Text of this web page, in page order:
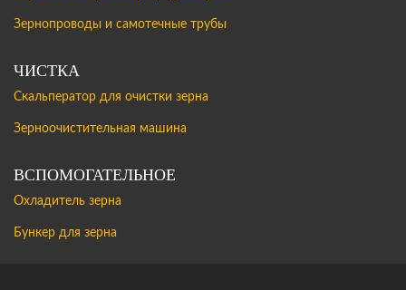
Зернопроводы и самотечные трубы
ЧИСТКА
Скальператор для очистки зерна
Зерноочистительная машина
ВСПОМОГАТЕЛЬНОЕ
Охладитель зерна
Бункер для зерна